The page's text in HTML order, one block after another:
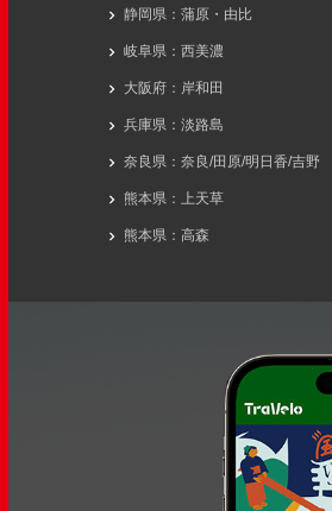
静岡県：蒲原・由比
岐阜県：西美濃
大阪府：岸和田
兵庫県：淡路島
奈良県：奈良/田原/明日香/吉野
熊本県：上天草
熊本県：高森